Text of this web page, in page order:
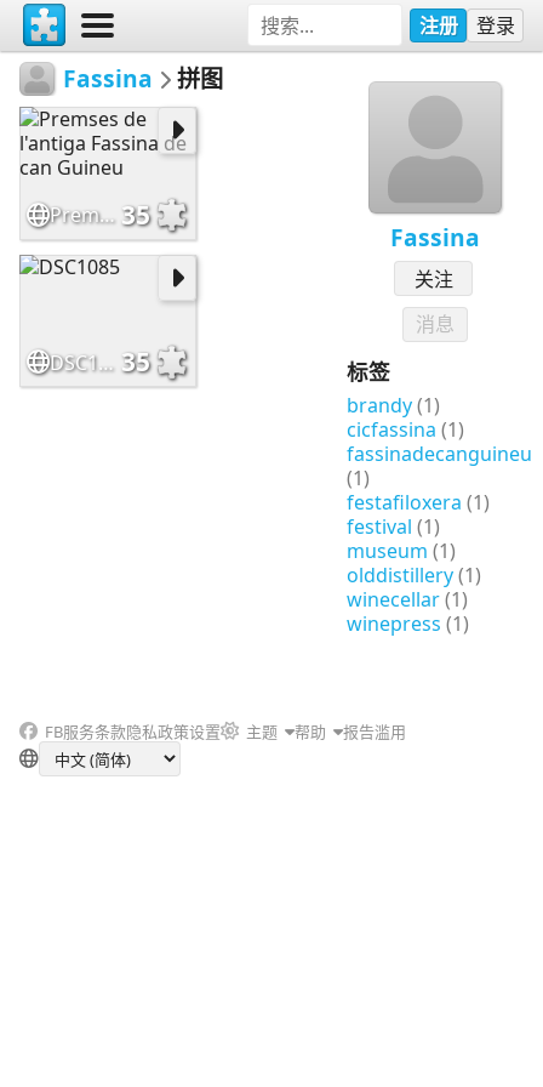
注册 登录
Fassina
关注
消息
标签
brandy(1)
cicfassina (1)
fassinadecanguineu
(1)
festafiloxera (1)
festival (1)
museum (1)
olddistillery(1)
winecellar(1)
winepress (1)
Fassina 拼图
Premses de l'antiga Fassina de can Guineu 35
DSC1085 35
FB服务条款隐私政策设置 主题 帮助 报告滥用